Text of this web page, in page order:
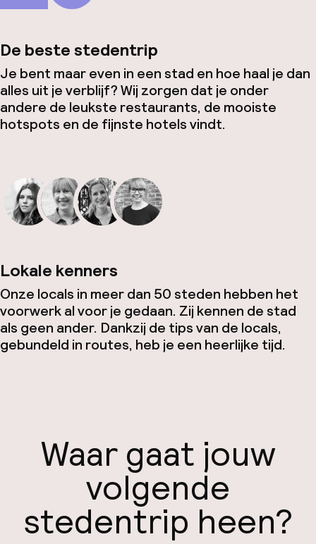
De beste stedentrip
Je bent maar even in een stad en hoe haal je dan
alles uit je verblijf? Wij zorgen dat je onder
andere de leukste restaurants, de mooiste
hotspots en de fijnste hotels vindt.
Lokale kenners
Onze locals in meer dan 50 steden hebben het
voorwerk al voor je gedaan. Zij kennen de stad
als geen ander. Dankzij de tips van de locals,
gebundeld in routes, heb je een heerlijke tijd.
Waar gaat jouw
volgende
stedentrip heen?